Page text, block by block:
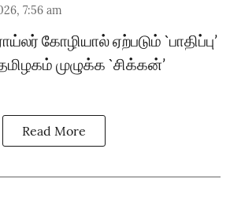
7:56 am
கோழியால் ஏற்படும் `பாதிப்பு’
முழுக்க `சிக்கன்’
Read More